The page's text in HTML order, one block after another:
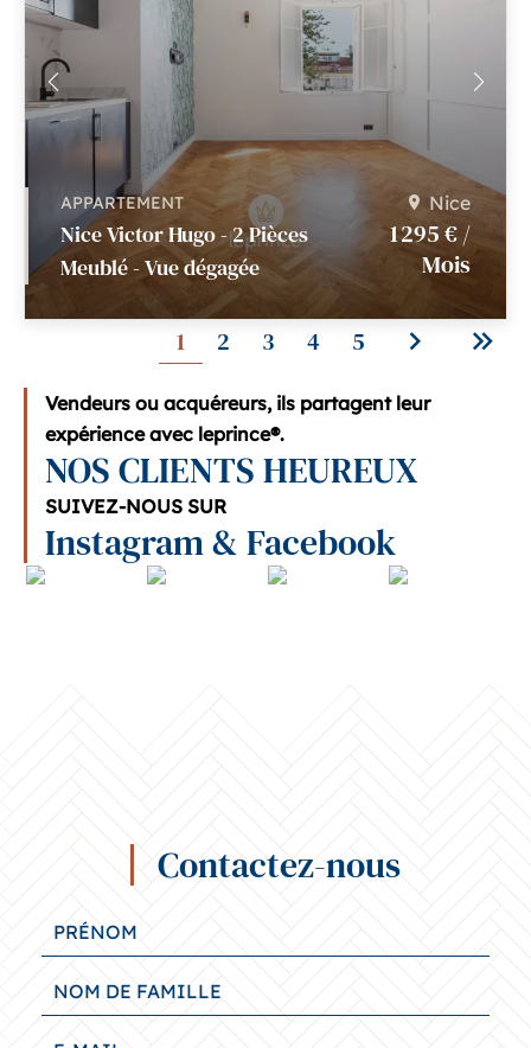
APPARTEMENT
Nice Victor Hugo - 2 Pièces
Meublé - Vue dégagée
Nice
1 295 € /
Mois
1 2 3 4 5
Vendeurs ou acquéreurs, ils partagent leur
expérience avec leprince®.
NOS CLIENTS HEUREUX
SUIVEZ-NOUS SUR
Instagram & Facebook
Contactez-nous